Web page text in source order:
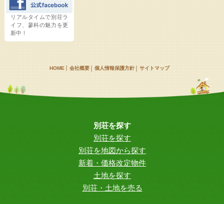
リアルタイムで別荘ラ
イフ、蓼科の魅力を更
新中！
HOME 会社概要 個人情報保護方針 サイトマップ
別荘を探す
別荘を探す
別荘を地図から探す
新着・価格改定物件
土地を探す
別荘・土地を売る